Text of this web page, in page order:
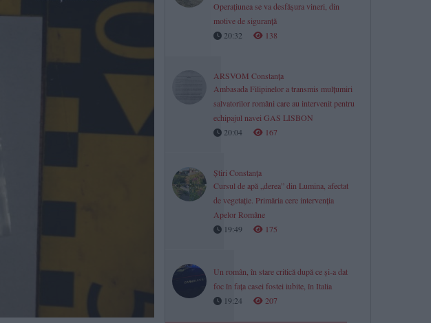
Operațiunea se va desfășura vineri, din
motive de siguranță
20:32
138
ARSVOM Constanța
Ambasada Filipinelor a transmis mulțumiri
salvatorilor români care au intervenit pentru
echipajul navei GAS LISBON
20:04
167
Știri Constanța
Cursul de apă „derea” din Lumina, afectat
de vegetație. Primăria cere intervenția
Apelor Române
19:49
175
Un român, în stare critică după ce și-a dat
foc în fața casei fostei iubite, în Italia
19:24
207